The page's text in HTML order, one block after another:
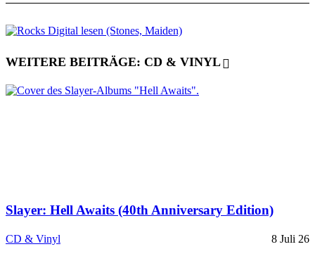
WEITERE BEITRÄGE: CD & VINYL
Slayer: Hell Awaits (40th Anniversary Edition)
CD & Vinyl 8 Juli 26